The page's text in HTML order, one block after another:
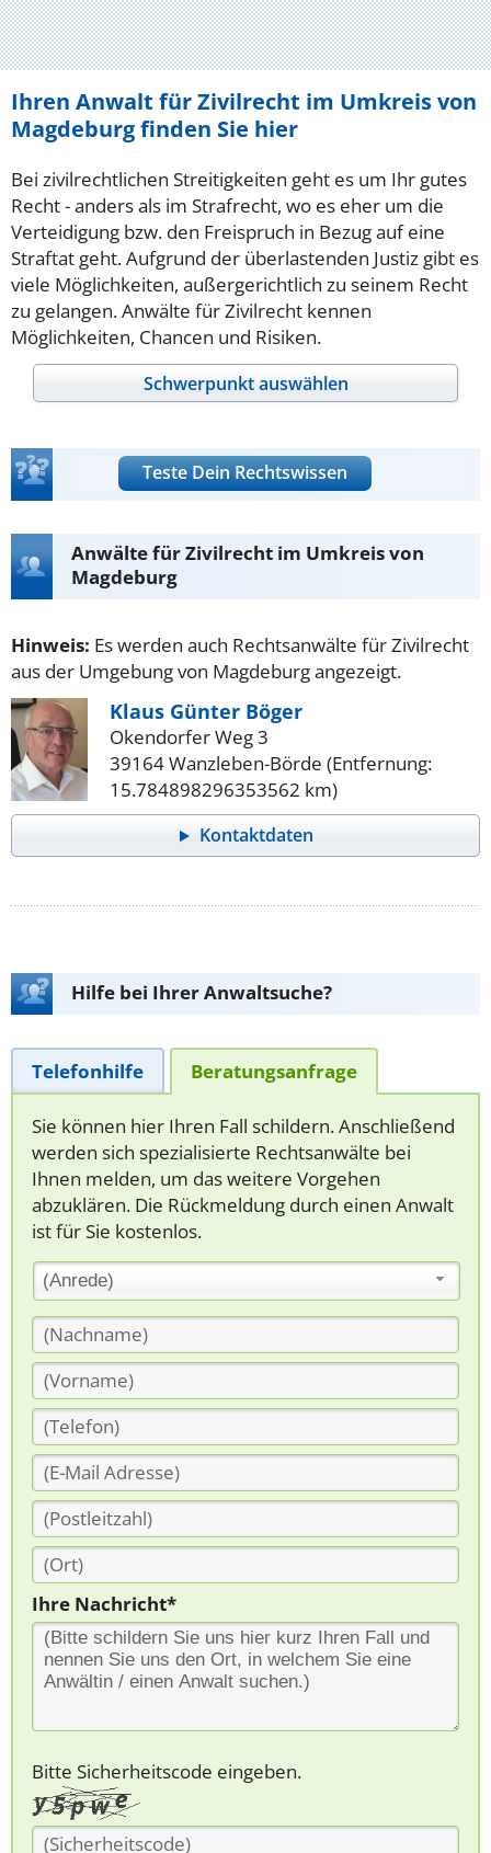
Ihren Anwalt für Zivilrecht im Umkreis von
Magdeburg finden Sie hier
Bei zivilrechtlichen Streitigkeiten geht es um Ihr gutes
Recht - anders als im Strafrecht, wo es eher um die
Verteidigung bzw. den Freispruch in Bezug auf eine
Straftat geht. Aufgrund der überlastenden Justiz gibt es
viele Möglichkeiten, außergerichtlich zu seinem Recht
zu gelangen. Anwälte für Zivilrecht kennen
Möglichkeiten, Chancen und Risiken.
Schwerpunkt auswählen
Teste Dein Rechtswissen
Anwälte für Zivilrecht im Umkreis von
Magdeburg
Hinweis: Es werden auch Rechtsanwälte für Zivilrecht
aus der Umgebung von Magdeburg angezeigt.
Klaus Günter Böger
Okendorfer Weg 3
39164 Wanzleben-Börde (Entfernung:
15.784898296353562 km)
Kontaktdaten
Hilfe bei Ihrer Anwaltsuche?
Telefonhilfe Beratungsanfrage
Sie können hier Ihren Fall schildern. Anschließend
werden sich spezialisierte Rechtsanwälte bei
Ihnen melden, um das weitere Vorgehen
abzuklären. Die Rückmeldung durch einen Anwalt
ist für Sie kostenlos.
(Anrede)
Ihre Nachricht*
Bitte Sicherheitscode eingeben.